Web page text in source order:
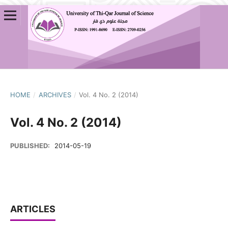
HOME / ARCHIVES / Vol. 4 No. 2 (2014)
Vol. 4 No. 2 (2014)
PUBLISHED: 2014-05-19
ARTICLES